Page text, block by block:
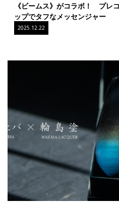
《ビームス》がコラボ！ プレ
ップでタフなメッセンジャー
2025.12.22